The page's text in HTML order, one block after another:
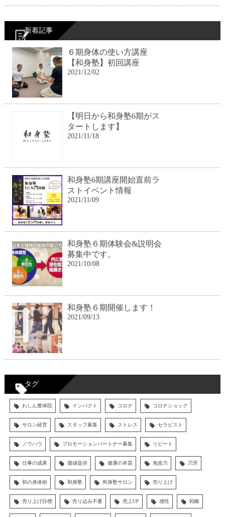
新着記事
６期身体の使い方講座
【和身塾】初回講座
2021/12/02
【明日から和身塾6期がス
タートします】
2021/11/18
和身塾6期講座開始直前ラ
ストイベント情報
2021/11/09
和身塾６期体験会&説明会
募集中です。
2021/10/08
和身塾６期開催します！
2021/09/13
タグ
わしん整体院 インパクト コロナ コロナショック
サロン経営 スタッフ募集 ストレス セラピスト
ノウハウ プロモーションパートナー募集 リピート
仕事の成果 価値提供 健康の本質 免疫力 刃牙
和の身体術 和身塾 和身塾サロン 売り上げ
売り上げ目標 売り込み不要 売上UP 感性 戦略